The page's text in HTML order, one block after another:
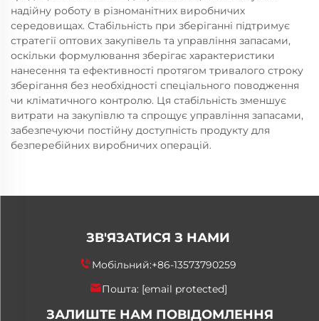
надійну роботу в різноманітних виробничих
середовищах. Стабільність при зберіганні підтримує
стратегії оптових закупівель та управління запасами,
оскільки формулювання зберігає характеристики
нанесення та ефективності протягом тривалого строку
зберігання без необхідності спеціального поводження
чи кліматичного контролю. Ця стабільність зменшує
витрати на закупівлю та спрощує управління запасами,
забезпечуючи постійну доступність продукту для
безперебійних виробничих операцій.
ЗВ'ЯЗАТИСЯ З НАМИ
Мобільний:+86-13573790259
Пошта: [email protected]
ЗАЛИШТЕ НАМ ПОВІДОМЛЕННЯ